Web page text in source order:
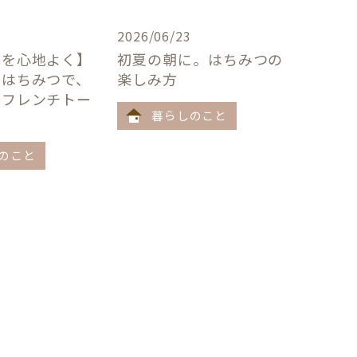
心地よく】
ちみつで、
レンチトー
こと
2026/06/23
初夏の朝に。はちみつの
楽しみ方
暮らしのこと